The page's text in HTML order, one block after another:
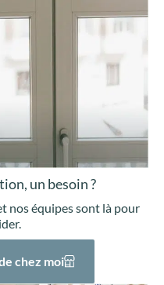
un besoin ?
nos équipes sont là pour
chez moi